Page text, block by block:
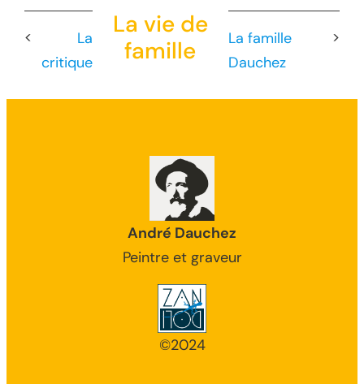
<
La
critique
La vie de
famille
>
La famille
Dauchez
André Dauchez
Peintre et graveur
©2024